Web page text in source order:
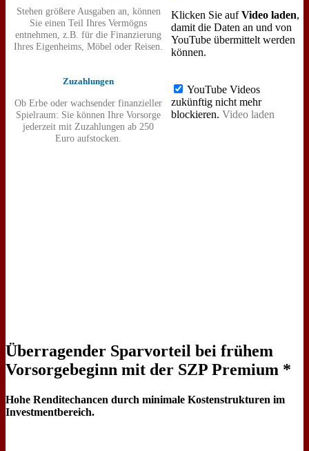
Stehen größere Ausgaben an, können
Sie einen Teil Ihres Vermögns
entnehmen, z.B. für die Finanzierung
Ihres Eigenheims, Möbel oder Reisen.
Zuzahlungen
Ob Erbe oder wachsender finanzieller
Spielraum: Sie können Ihre Vorsorge
jederzeit mit Zuzahlungen ab 250
Euro aufstocken.
Klicken Sie aufVideo laden,
damit die Daten an und von
YouTube übermittelt werden
können.
YouTube Videos
zukünftig nicht mehr
blockieren. Video laden
Überragender Sparvorteil bei frühem
Vorsorgebeginn mit der SZP Premium *
Hohe Renditechancen durch minimale Kostenstrukturen im
Investmentbereich.